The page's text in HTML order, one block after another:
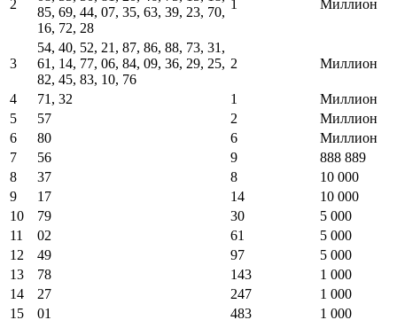
2
85, 69, 44, 07, 35, 63, 39, 23, 70,
16, 72, 28
1 Миллион
3
54, 40, 52, 21, 87, 86, 88, 73, 31,
61, 14, 77, 06, 84, 09, 36, 29, 25,
82, 45, 83, 10, 76
2 Миллион
4 71, 32 1
Миллион
5
57 2
Миллион
6
80 6
Миллион
7
56 9
888 889
8
37 8
10 000
9
17 14
10 000
10
79 30
5 000
11
02 61
5 000
12
49 97
5 000
13
78 143
1 000
14
27 247
1 000
15
01 483
1 000